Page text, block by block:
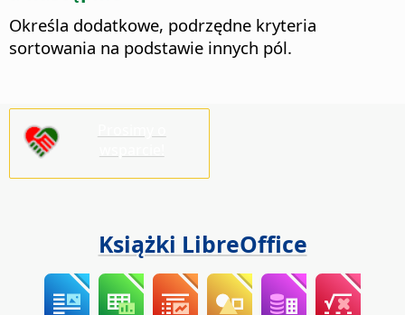
Określa dodatkowe, podrzędne kryteria
sortowania na podstawie innych pól.
Książki LibreOffice